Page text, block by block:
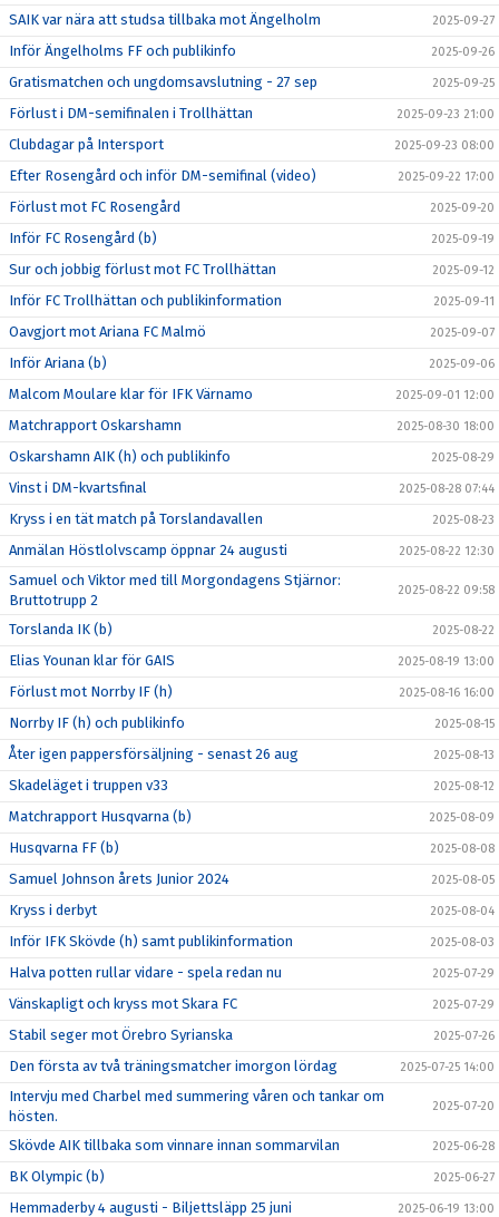
SAIK var nära att studsa tillbaka mot Ängelholm 2025-09-27
Inför Ängelholms FF och publikinfo 2025-09-26
Gratismatchen och ungdomsavslutning - 27 sep 2025-09-25
Förlust i DM-semifinalen i Trollhättan 2025-09-23 21:00
Clubdagar på Intersport 2025-09-23 08:00
Efter Rosengård och inför DM-semifinal (video) 2025-09-22 17:00
Förlust mot FC Rosengård 2025-09-20
Inför FC Rosengård (b) 2025-09-19
Sur och jobbig förlust mot FC Trollhättan 2025-09-12
Inför FC Trollhättan och publikinformation 2025-09-11
Oavgjort mot Ariana FC Malmö 2025-09-07
Inför Ariana (b) 2025-09-06
Malcom Moulare klar för IFK Värnamo 2025-09-01 12:00
Matchrapport Oskarshamn 2025-08-30 18:00
Oskarshamn AIK (h) och publikinfo 2025-08-29
Vinst i DM-kvartsfinal 2025-08-28 07:44
Kryss i en tät match på Torslandavallen 2025-08-23
Anmälan Höstlolvscamp öppnar 24 augusti 2025-08-22 12:30
Samuel och Viktor med till Morgondagens Stjärnor:
Bruttotrupp 2
2025-08-22 09:58
Torslanda IK (b) 2025-08-22
Elias Younan klar för GAIS 2025-08-19 13:00
Förlust mot Norrby IF (h) 2025-08-16 16:00
Norrby IF (h) och publikinfo 2025-08-15
Åter igen pappersförsäljning - senast 26 aug 2025-08-13
Skadeläget i truppen v33 2025-08-12
Matchrapport Husqvarna (b) 2025-08-09
Husqvarna FF (b) 2025-08-08
Samuel Johnson årets Junior 2024 2025-08-05
Kryss i derbyt 2025-08-04
Inför IFK Skövde (h) samt publikinformation 2025-08-03
Halva potten rullar vidare - spela redan nu 2025-07-29
Vänskapligt och kryss mot Skara FC 2025-07-29
Stabil seger mot Örebro Syrianska 2025-07-26
Den första av två träningsmatcher imorgon lördag 2025-07-25 14:00
Intervju med Charbel med summering våren och tankar om
hösten.
2025-07-20
Skövde AIK tillbaka som vinnare innan sommarvilan 2025-06-28
BK Olympic (b) 2025-06-27
Hemmaderby 4 augusti - Biljettsläpp 25 juni 2025-06-19 13:00